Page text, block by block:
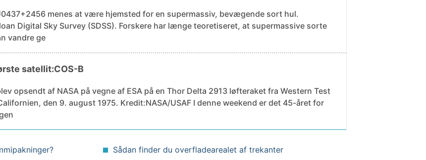
menes at være hjemsted for en supermassiv, bevægende sort hul.
Survey (SDSS). Forskere har længe teoretiseret, at supermassive sorte
vandre ge
satellit:COS-B
opsendt af NASA på vegne af ESA på en Thor Delta 2913 løfteraket fra Western Test
den 9. august 1975. Kredit:NASA/USAF I denne weekend er det 45-året for
Sådan finder du overfladearealet af trekanter